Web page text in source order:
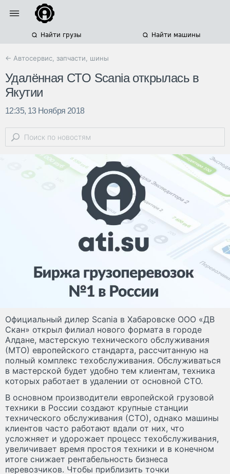
Найти грузы Найти машины
← Автосервис, запчасти, шины
Удалённая СТО Scania открылась в
Якутии
12:35, 13 Ноября 2018
Официальный дилер Scania в Хабаровске ООО «ДВ
Скан» открыл филиал нового формата в городе
Алдане, мастерскую технического обслуживания
(МТО) европейского стандарта, рассчитанную на
полный комплекс техобслуживания. Обслуживаться
в мастерской будет удобно тем клиентам, техника
которых работает в удалении от основной СТО.
В основном производители европейской грузовой
техники в России создают крупные станции
технического обслуживания (СТО), однако машины
клиентов часто работают вдали от них, что
усложняет и удорожает процесс техобслуживания,
увеличивает время простоя техники и в конечном
итоге снижает рентабельность бизнеса
перевозчиков. Чтобы приблизить точки